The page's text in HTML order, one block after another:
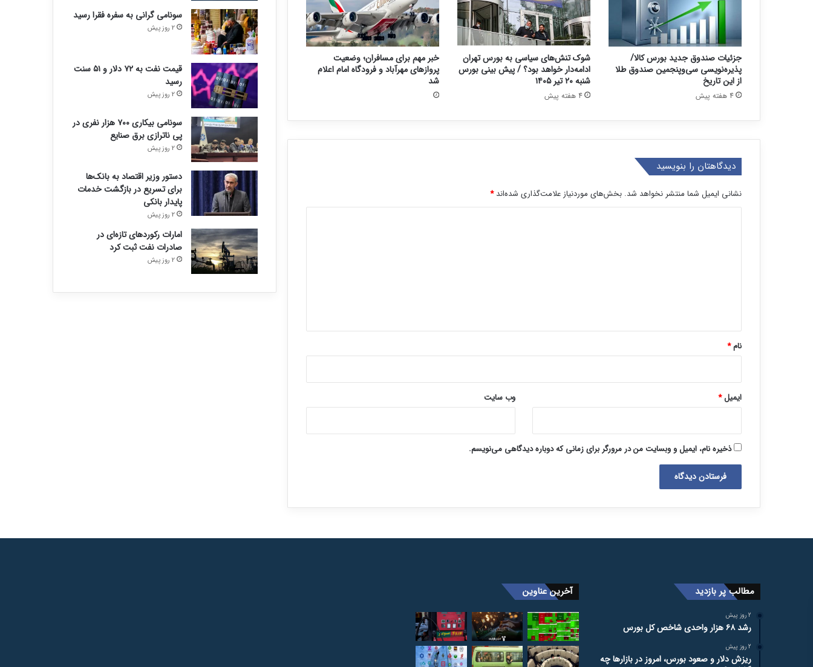
جزئیات صندوق جدید بورس کالا/
پذیره‌نویسی سی‌وپنجمین صندوق طلا
از این تاریخ
4 هفته پیش
شوک تنش‌های سیاسی به بورس تهران
ادامه‌دار خواهد بود؟ / پیش بینی بورس
شنبه ۲۰ تیر ۱۴۰۵
4 هفته پیش
خبر مهم برای مسافران؛ وضعیت
پروازهای مهرآباد و فرودگاه امام اعلام
شد
دیدگاهتان را بنویسید
نشانی ایمیل شما منتشر نخواهد شد. بخش‌های موردنیاز علامت‌گذاری شده‌اند*
نام*
ایمیل* وب‌ سایت
ذخیره نام، ایمیل و وبسایت من در مرورگر برای زمانی که دوباره دیدگاهی می‌نویسم.
سونامی گرانی به سفره فقرا رسید
2 روز پیش
قیمت نفت به ۷۲ دلار و ۵۱ سنت
رسید
2 روز پیش
سونامی بیکاری ۷۰۰ هزار نفری در
پی ناترازی برق صنایع
2 روز پیش
دستور وزیر اقتصاد به بانک‌ها
برای تسریع در بازگشت خدمات
پایدار بانکی
2 روز پیش
امارات رکورد‌های تازه‌ای در
صادرات نفت ثبت کرد
2 روز پیش
مطالب پر بازدید
2 روز پیش
رشد ۶۸ هزار واحدی شاخص کل بورس
2 روز پیش
ریزش دلار و صعود بورس، امروز در بازارها چه
آخرین عناوین